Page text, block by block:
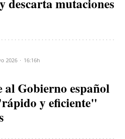
descarta mutaciones
2026 16:16h
al Gobierno español
y eficiente"